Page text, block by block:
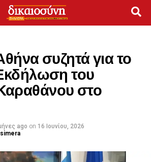
συζητά για το
του
στο
ago on 16 Ιουνίου, 2026